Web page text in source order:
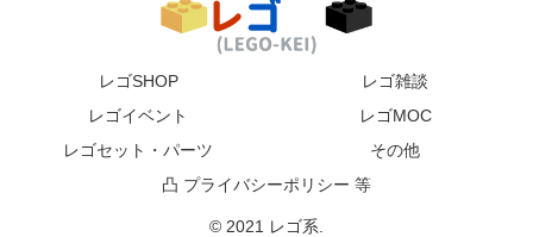
レゴSHOP
レゴ雑談
レゴイベント
レゴMOC
レゴセット・パーツ
その他
凸 プライバシーポリシー 等
© 2021 レゴ系.